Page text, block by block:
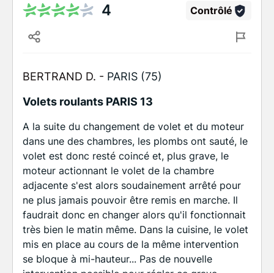
4 Contrôlé
BERTRAND D. - PARIS (75)
Volets roulants PARIS 13
A la suite du changement de volet et du moteur
dans une des chambres, les plombs ont sauté, le
volet est donc resté coincé et, plus grave, le
moteur actionnant le volet de la chambre
adjacente s'est alors soudainement arrêté pour
ne plus jamais pouvoir être remis en marche. Il
faudrait donc en changer alors qu'il fonctionnait
très bien le matin même. Dans la cuisine, le volet
mis en place au cours de la même intervention
se bloque à mi-hauteur... Pas de nouvelle